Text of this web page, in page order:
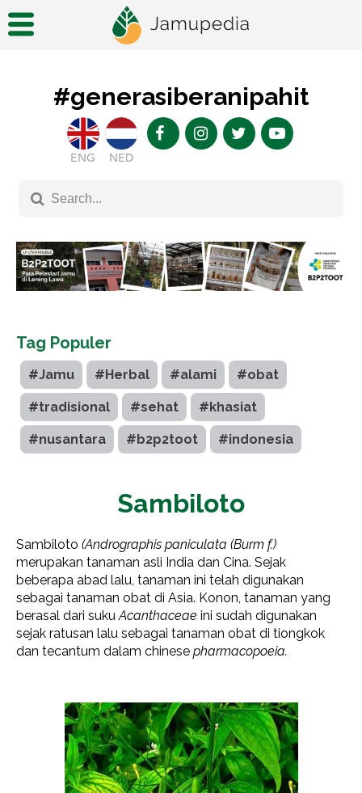
#generasiberanipahit
ENG NED
Tag Populer
#Jamu #Herbal #alami #obat
#tradisional #sehat #khasiat
#nusantara #b2p2toot #indonesia
Sambiloto
Sambiloto (Andrographis paniculata (Burm f.)
merupakan tanaman asli India dan Cina. Sejak
beberapa abad lalu, tanaman ini telah digunakan
sebagai tanaman obat di Asia. Konon, tanaman yang
berasal dari suku Acanthaceae ini sudah digunakan
sejak ratusan lalu sebagai tanaman obat di tiongkok
dan tecantum dalam chinese pharmacopoeia.